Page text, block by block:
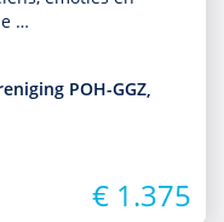
…
POH-GGZ,
€ 1.375